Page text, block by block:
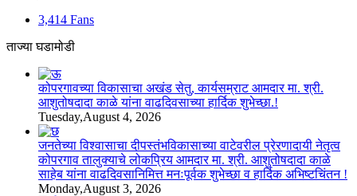
3,414 Fans
ताज्या घडामोडी
कोपरगावच्या विकासाचा अखंड सेतु, कार्यसम्राट आमदार मा. श्री.
आशुतोषदादा काळे यांना वाढदिवसाच्या हार्दिक शुभेच्छा.!
Tuesday,August 4, 2026
जनतेच्या विश्वासाचा दीपस्तंभविकासाच्या वाटेवरील प्रेरणादायी नेतृत्व
कोपरगाव तालुक्याचे लोकप्रिय आमदार मा. श्री. आशुतोषदादा काळे
साहेब यांना वाढदिवसानिमित्त मनःपूर्वक शुभेच्छा व हार्दिक अभिष्टचिंतन !
Monday,August 3, 2026